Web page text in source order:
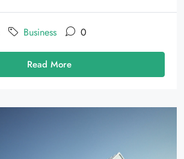
Business 0
Read More